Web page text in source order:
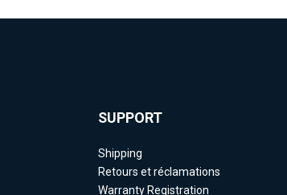
SUPPORT
Shipping
Retours et réclamations
Warranty Registration